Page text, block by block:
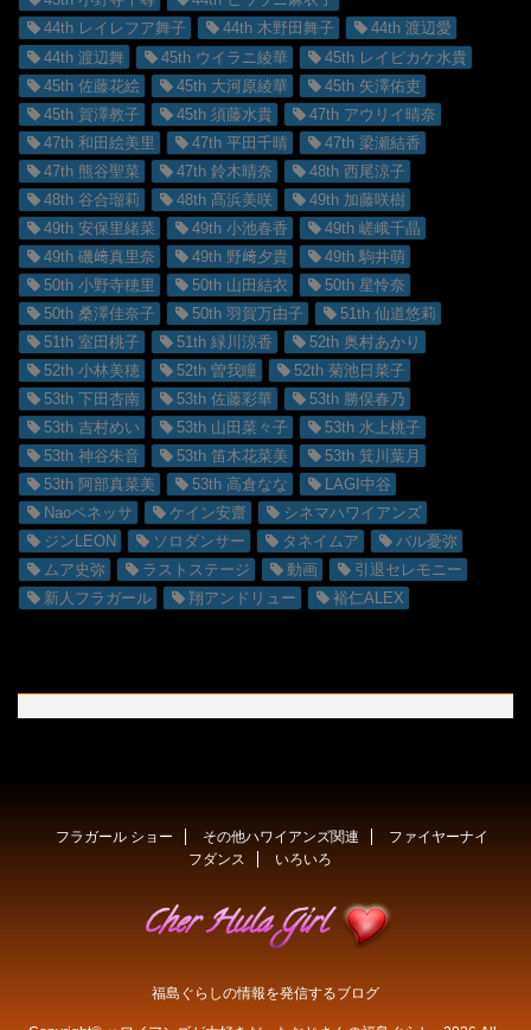
44th レイレフア舞子
44th 木野田舞子
44th 渡辺愛
44th 渡辺舞
45th ウイラニ綾華
45th レイピカケ水貴
45th 佐藤花絵
45th 大河原綾華
45th 矢澤佑吏
45th 賀澤教子
45th 須藤水貴
47th アウリイ晴奈
47th 和田絵美里
47th 平田千晴
47th 梁瀬結香
47th 熊谷聖菜
47th 鈴木晴奈
48th 西尾涼子
48th 谷合瑠莉
48th 髙浜美咲
49th 加藤咲樹
49th 安保里緒菜
49th 小池春香
49th 嵯峨千晶
49th 磯﨑真里奈
49th 野﨑夕貴
49th 駒井萌
50th 小野寺穂里
50th 山田結衣
50th 星怜奈
50th 桑澤佳奈子
50th 羽賀万由子
51th 仙道悠莉
51th 室田桃子
51th 緑川涼香
52th 奥村あかり
52th 小林美穂
52th 曽我瞳
52th 菊池日菜子
53th 下田杏南
53th 佐藤彩華
53th 勝俣春乃
53th 吉村めい
53th 山田菜々子
53th 水上桃子
53th 神谷朱音
53th 笛木花菜美
53th 箕川葉月
53th 阿部真菜美
53th 高倉なな
LAGI中谷
Naoペネッサ
ケイン安齋
シネマハワイアンズ
ジンLEON
ソロダンサー タネイムア
バル憂弥
ムア史弥
ラストステージ 動画
引退セレモニー
新人フラガール
翔アンドリュー 裕仁ALEX
フラガール ショー その他ハワイアンズ関連
ファイヤーナイ
フダンス
いろいろ
福島ぐらしの情報を発信するブログ